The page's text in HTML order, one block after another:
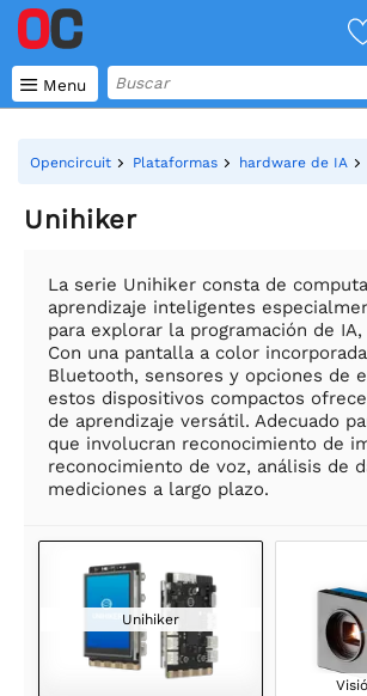
 Menu
Opencircuit Plataformas hardware de IA
Unihiker
La serie Unihiker consta de
aprendizaje inteligentes
para explorar la programación de IA,
Con una pantalla a color
Bluetooth, sensores y opciones de
estos dispositivos compactos
de aprendizaje versátil. Adecuado
que involucran reconocimiento de
reconocimiento de voz, análisis de
mediciones a largo plazo.
Unihiker